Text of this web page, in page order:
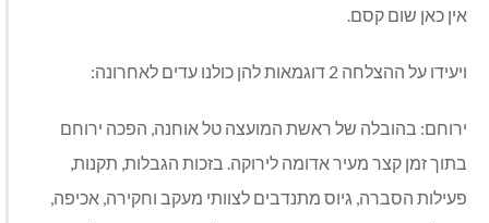
אין כאן שום קסם.
ויעידו על ההצלחה 2 דוגמאות להן כולנו עדים לאחרונה:
ירוחם: בהובלה של ראשת המועצה טל אוחנה, הפכה ירוחם
בתוך זמן קצר מעיר אדומה לירוקה. בזכות הגבלות, תקנות,
פעילות הסברה, גיוס מתנדבים לצוותי מעקב וחקירה, אכיפה,